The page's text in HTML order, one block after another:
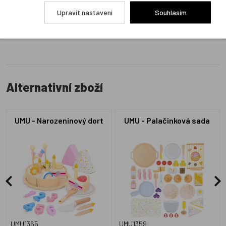
Přidat hodnocení
Alternativní zboží
UMU - Narozeninový dort
UMU1365
UMU - Palačinková sada
UMU1359
Upravit nastavení Souhlasím